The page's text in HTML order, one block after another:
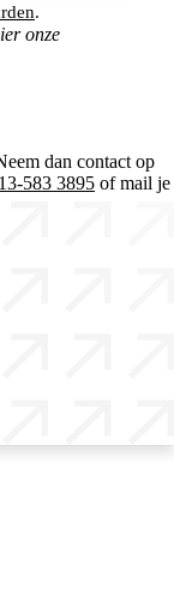
.
onze
dan contact op
583 3895 of mail je